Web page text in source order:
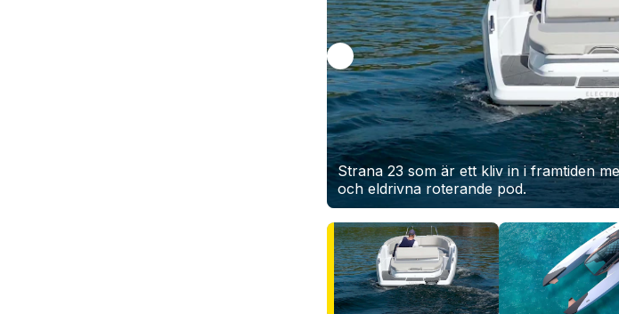
Strana 23 som är ett kliv in i framtiden
och eldrivna roterande pod.